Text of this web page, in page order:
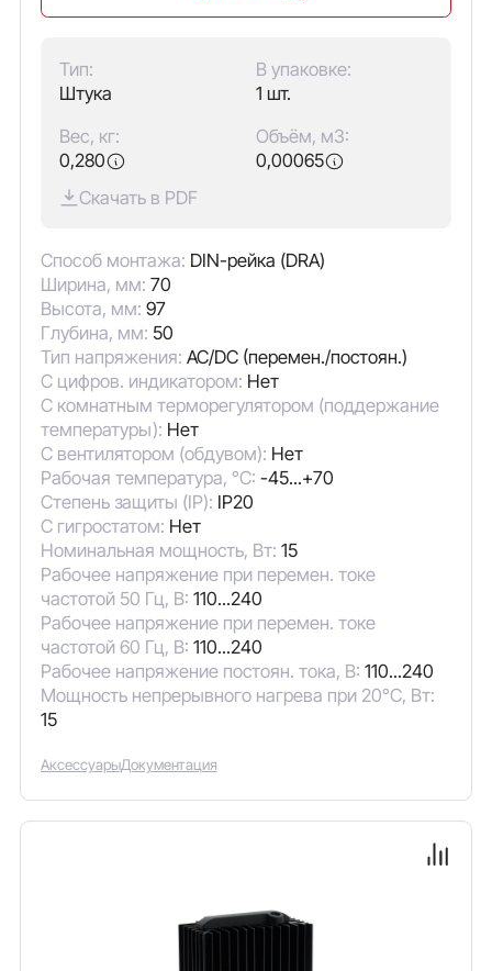
Тип:
Штука
В упаковке:
1 шт.
Вес, кг:
0,280
Объём, м3:
0,00065
Скачать в PDF
Способ монтажа: DIN-рейка (DRA)
Ширина, мм: 70
Высота, мм: 97
Глубина, мм: 50
Тип напряжения: AC/DC (перемен./постоян.)
С цифров. индикатором: Нет
С комнатным терморегулятором (поддержание
температуры): Нет
С вентилятором (обдувом): Нет
Рабочая температура, °C: -45...+70
Степень защиты (IP): IP20
С гигростатом: Нет
Номинальная мощность, Вт: 15
Рабочее напряжение при перемен. токе
частотой 50 Гц, В: 110...240
Рабочее напряжение при перемен. токе
частотой 60 Гц, В: 110...240
Рабочее напряжение постоян. тока, В: 110...240
Мощность непрерывного нагрева при 20°C, Вт:
15
АксессуарыДокументация